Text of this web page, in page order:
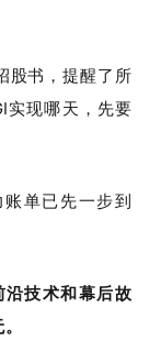
股书，提醒了所
实现哪天，先要
单已先一步到
技术和幕后故